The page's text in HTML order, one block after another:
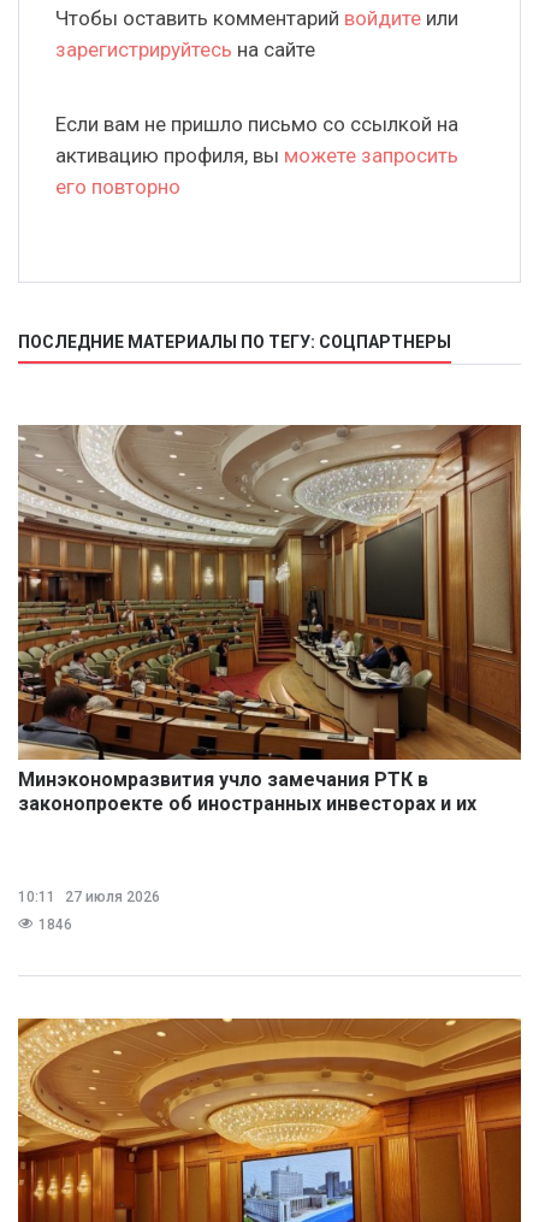
Чтобы оставить комментарий войдите или
зарегистрируйтесь на сайте
Если вам не пришло письмо со ссылкой на
активацию профиля, вы можете запросить
его повторно
ПОСЛЕДНИЕ МАТЕРИАЛЫ ПО ТЕГУ: СОЦПАРТНЕРЫ
Минэкономразвития учло замечания РТК в
законопроекте об иностранных инвесторах и их
10:11
27 июля 2026
1846